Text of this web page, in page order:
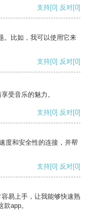
支持[0] 反对[0]
。比如，我可以使用它来
支持[0] 反对[0]
受音乐的魅力。
支持[0] 反对[0]
度和安全性的连接，并帮
支持[0] 反对[0]
易上手，让我能够快速熟
app。